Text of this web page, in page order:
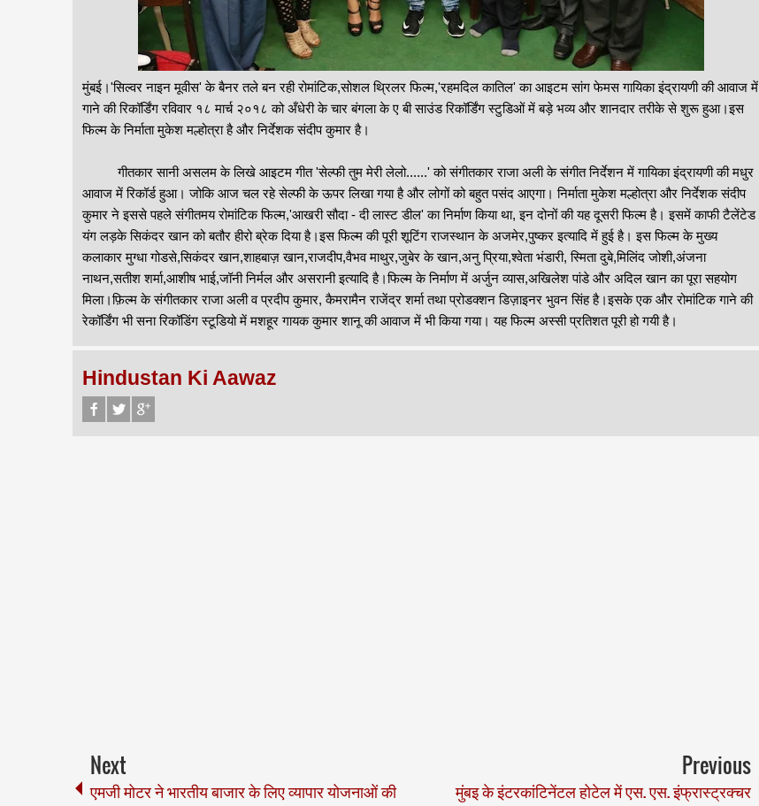
मुंबई।'सिल्वर नाइन मूवीस' के बैनर तले बन रही रोमांटिक,सोशल थ्रिलर फिल्म,'रहमदिल कातिल' का आइटम सांग फेमस गायिका इंद्रायणी की आवाज में
गाने की रिकॉर्डिंग रविवार १८ मार्च २०१८ को अँधेरी के चार बंगला के ए बी साउंड रिकॉर्डिंग स्टुडिओं में बड़े भव्य और शानदार तरीके से शुरू हुआ।इस
फिल्म के निर्माता मुकेश मल्होत्रा है और निर्देशक संदीप कुमार है।
गीतकार सानी असलम के लिखे आइटम गीत 'सेल्फी तुम मेरी लेलो......' को संगीतकार राजा अली के संगीत निर्देशन में गायिका इंद्रायणी की मधुर
आवाज में रिकॉर्ड हुआ। जोकि आज चल रहे सेल्फी के ऊपर लिखा गया है और लोगों को बहुत पसंद आएगा। निर्माता मुकेश मल्होत्रा और निर्देशक संदीप
कुमार ने इससे पहले संगीतमय रोमांटिक फिल्म,'आखरी सौदा - दी लास्ट डील' का निर्माण किया था, इन दोनों की यह दूसरी फिल्म है। इसमें काफी टैलेंटेड
यंग लड़के सिकंदर खान को बतौर हीरो ब्रेक दिया है।इस फिल्म की पूरी शूटिंग राजस्थान के अजमेर,पुष्कर इत्यादि में हुई है। इस फिल्म के मुख्य
कलाकार मुग्धा गोडसे,सिकंदर खान,शाहबाज़ खान,राजदीप,वैभव माथुर,जुबेर के खान,अनु प्रिया,श्वेता भंडारी, स्मिता दुबे,मिलिंद जोशी,अंजना
नाथन,सतीश शर्मा,आशीष भाई,जॉनी निर्मल और असरानी इत्यादि है।फिल्म के निर्माण में अर्जुन व्यास,अखिलेश पांडे और अदिल खान का पूरा सहयोग
मिला।फ़िल्म के संगीतकार राजा अली व प्रदीप कुमार, कैमरामैन राजेंद्र शर्मा तथा प्रोडक्शन डिज़ाइनर भुवन सिंह है।इसके एक और रोमांटिक गाने की
रेकॉर्डिंग भी सना रिकॉडिंग स्टूडियो में मशहूर गायक कुमार शानू की आवाज में भी किया गया। यह फिल्म अस्सी प्रतिशत पूरी हो गयी है।
Hindustan Ki Aawaz
Next
एमजी मोटर ने भारतीय बाजार के लिए व्यापार योजनाओं की
Previous
मुंबइ के इंटरकांटिनेंटल होटेल में एस. एस. इंफ्रास्ट्रक्चर